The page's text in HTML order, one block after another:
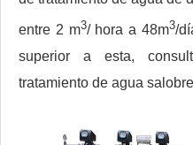
entre 2 m3/ hora a 48m3/
superior a esta,
tratamiento de agua